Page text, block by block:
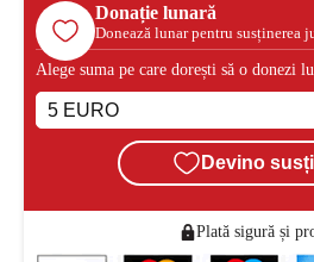
Donație lunară
Donează lunar pentru susținerea
Alege suma pe care dorești să o donezi
Devino
Plată sigură și